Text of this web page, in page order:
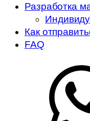
Разработка
Как
FAQ